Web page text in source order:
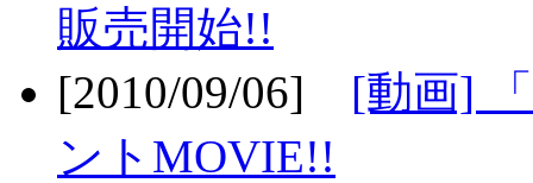
販売開始!!
[2010/09/06] [動画]
ントMOVIE!!